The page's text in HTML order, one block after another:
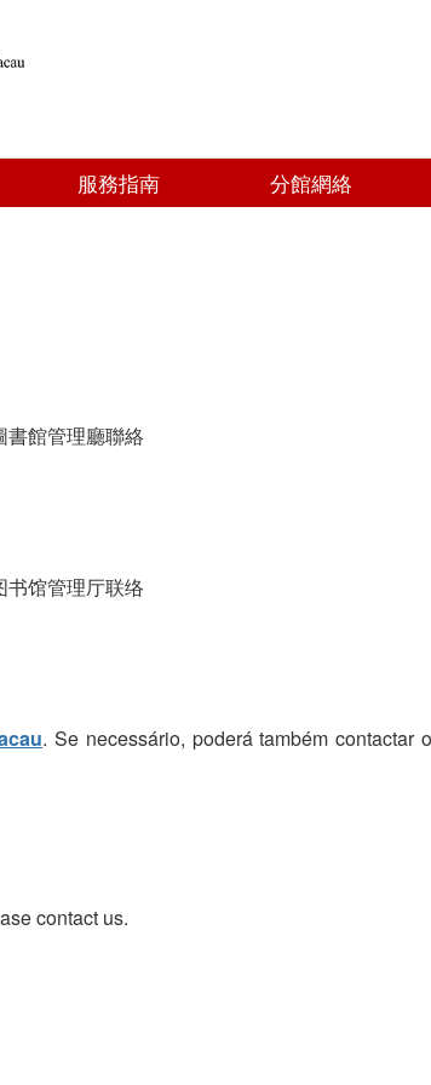
服務指南 分館網絡
書館管理廳聯絡
馆管理厅联络
. Se necessário, poderá também contactar
contact us.